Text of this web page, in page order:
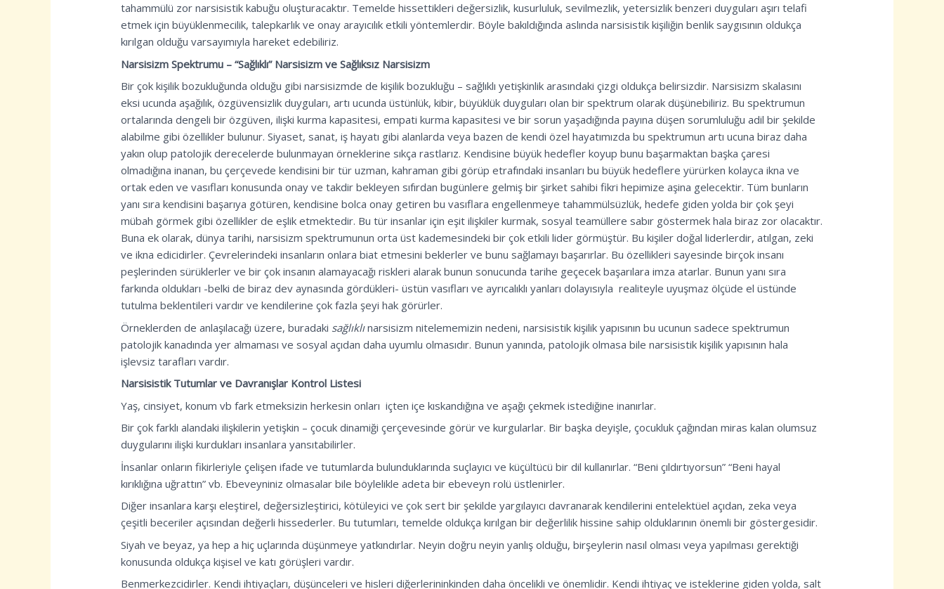
tahammülü zor narsisistik kabuğu oluşturacaktır. Temelde hissettikleri değersizlik, kusurluluk, sevilmezlik, yetersizlik benzeri duyguları aşırı telafi
etmek için büyüklenmecilik, talepkarlık ve onay arayıcılık etkili yöntemlerdir. Böyle bakıldığında aslında narsisistik kişiliğin benlik saygısının oldukça
kırılgan olduğu varsayımıyla hareket edebiliriz.
Narsisizm Spektrumu – “Sağlıklı” Narsisizm ve Sağlıksız Narsisizm
Bir çok kişilik bozukluğunda olduğu gibi narsisizmde de kişilik bozukluğu – sağlıklı yetişkinlik arasındaki çizgi oldukça belirsizdir. Narsisizm skalasını
eksi ucunda aşağılık, özgüvensizlik duyguları, artı ucunda üstünlük, kibir, büyüklük duyguları olan bir spektrum olarak düşünebiliriz. Bu spektrumun
ortalarında dengeli bir özgüven, ilişki kurma kapasitesi, empati kurma kapasitesi ve bir sorun yaşadığında payına düşen sorumluluğu adil bir şekilde
alabilme gibi özellikler bulunur. Siyaset, sanat, iş hayatı gibi alanlarda veya bazen de kendi özel hayatımızda bu spektrumun artı ucuna biraz daha
yakın olup patolojik derecelerde bulunmayan örneklerine sıkça rastlarız. Kendisine büyük hedefler koyup bunu başarmaktan başka çaresi
olmadığına inanan, bu çerçevede kendisini bir tür uzman, kahraman gibi görüp etrafındaki insanları bu büyük hedeflere yürürken kolayca ikna ve
ortak eden ve vasıfları konusunda onay ve takdir bekleyen sıfırdan bugünlere gelmiş bir şirket sahibi fikri hepimize aşina gelecektir. Tüm bunların
yanı sıra kendisini başarıya götüren, kendisine bolca onay getiren bu vasıflara engellenmeye tahammülsüzlük, hedefe giden yolda bir çok şeyi
mübah görmek gibi özellikler de eşlik etmektedir. Bu tür insanlar için eşit ilişkiler kurmak, sosyal teamüllere sabır göstermek hala biraz zor olacaktır.
Buna ek olarak, dünya tarihi, narsisizm spektrumunun orta üst kademesindeki bir çok etkili lider görmüştür. Bu kişiler doğal liderlerdir, atılgan, zeki
ve ikna edicidirler. Çevrelerindeki insanların onlara biat etmesini beklerler ve bunu sağlamayı başarırlar. Bu özellikleri sayesinde birçok insanı
peşlerinden sürüklerler ve bir çok insanın alamayacağı riskleri alarak bunun sonucunda tarihe geçecek başarılara imza atarlar. Bunun yanı sıra
farkında oldukları -belki de biraz dev aynasında gördükleri- üstün vasıfları ve ayrıcalıklı yanları dolayısıyla realiteyle uyuşmaz ölçüde el üstünde
tutulma beklentileri vardır ve kendilerine çok fazla şeyi hak görürler.
Örneklerden de anlaşılacağı üzere, buradaki sağlıklınarsisizm nitelememizin nedeni, narsisistik kişilik yapısının bu ucunun sadece spektrumun
patolojik kanadında yer almaması ve sosyal açıdan daha uyumlu olmasıdır. Bunun yanında, patolojik olmasa bile narsisistik kişilik yapısının hala
işlevsiz tarafları vardır.
Narsisistik Tutumlar ve Davranışlar Kontrol Listesi
Yaş, cinsiyet, konum vb fark etmeksizin herkesin onları içten içe kıskandığına ve aşağı çekmek istediğine inanırlar.
Bir çok farklı alandaki ilişkilerin yetişkin – çocuk dinamiği çerçevesinde görür ve kurgularlar. Bir başka deyişle, çocukluk çağından miras kalan olumsuz
duygularını ilişki kurdukları insanlara yansıtabilirler.
İnsanlar onların fikirleriyle çelişen ifade ve tutumlarda bulunduklarında suçlayıcı ve küçültücü bir dil kullanırlar. “Beni çıldırtıyorsun” “Beni hayal
kırıklığına uğrattın” vb. Ebeveyniniz olmasalar bile böylelikle adeta bir ebeveyn rolü üstlenirler.
Diğer insanlara karşı eleştirel, değersizleştirici, kötüleyici ve çok sert bir şekilde yargılayıcı davranarak kendilerini entelektüel açıdan, zeka veya
çeşitli beceriler açısından değerli hissederler. Bu tutumları, temelde oldukça kırılgan bir değerlilik hissine sahip olduklarının önemli bir göstergesidir.
Siyah ve beyaz, ya hep a hiç uçlarında düşünmeye yatkındırlar. Neyin doğru neyin yanlış olduğu, birşeylerin nasıl olması veya yapılması gerektiği
konusunda oldukça kişisel ve katı görüşleri vardır.
Benmerkezcidirler. Kendi ihtiyaçları, düşünceleri ve hisleri diğerlerininkinden daha öncelikli ve önemlidir. Kendi ihtiyaç ve isteklerine giden yolda, salt